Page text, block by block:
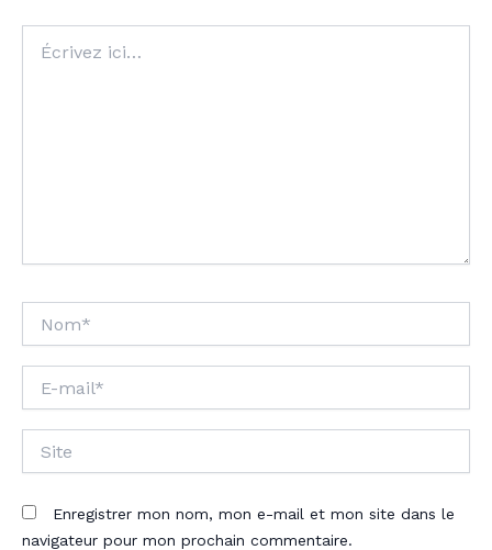
ici…
mail*
Enregistrer mon nom, mon e-mail et mon site dans le
navigateur pour mon prochain commentaire.